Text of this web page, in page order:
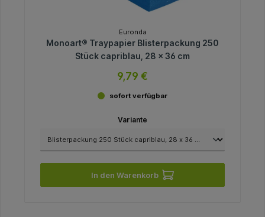
Euronda
Monoart® Traypapier Blisterpackung 250
Stück capriblau, 28 x 36 cm
9,79 €
sofort verfügbar
Variante
In den Warenkorb